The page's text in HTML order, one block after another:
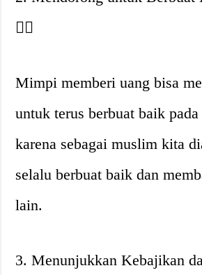
👍🏼
Mimpi memberi uang bisa
untuk terus berbuat baik pada
karena sebagai muslim kita
selalu berbuat baik dan
lain.
3. Menunjukkan Kebajikan